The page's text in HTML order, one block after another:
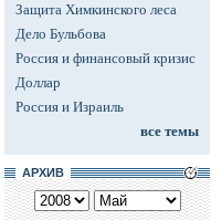
Защита Химкинского леса
Дело Бульбова
Россия и финансовый кризис
Доллар
Россия и Израиль
все темы
АРХИВ